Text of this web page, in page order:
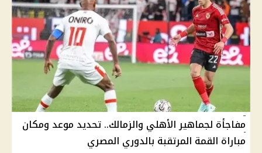
مفاجأة لجماهير الأهلي والزمالك.. تحديد موعد ومكان
مباراة القمة المرتقبة بالدوري المصري